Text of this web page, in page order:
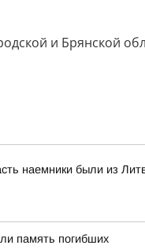
наемники были из
память погибших